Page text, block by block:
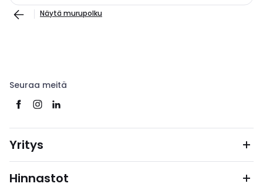
Näytä murupolku
Seuraa meitä
Yritys
Hinnastot